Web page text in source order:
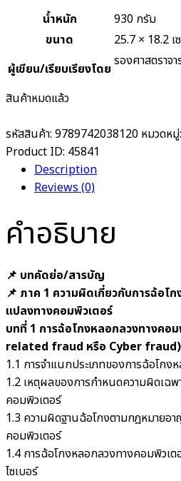
น้ำหนัก
930 กรัม
ขนาด
25.7 × 18.2 เ
ผู้เขียน/เรียบเรียงโดย รองศาสตราจ
สินค้าหมดแล้ว
รหัสสินค้า: 9789742038120 หมวดหมู่:
Product ID: 45841
Description
Reviews (0)
คำอธิบาย
📌 บทคัดย่อ/สารบัญ
📌 ภาค 1 ความผิดเกี่ยวกับการฉ้อโ
แปลงทางคอมพิวเตอร์
บทที่ 1 การฉ้อโกงหลอกลวงทางคอ
related fraud หรือ Cyber fraud)
1.1 การจำแนกประเภทของการฉ้อโก
1.2 เหตุผลของการกำหนดความผิดเฉพ
คอมพิวเตอร์
1.3 ความผิดฐานฉ้อโกงตามกฎหมายอ
คอมพิวเตอร์
1.4 การฉ้อโกงหลอกลวงทางคอมพิว
ไซเบอร์